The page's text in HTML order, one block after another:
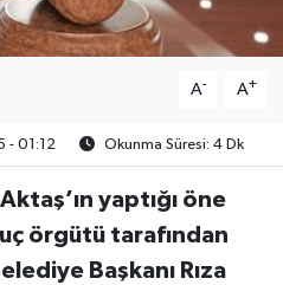
A- A+
- 01:12 Okunma Süresi: 4 Dk
yaptığı öne
örgütü tarafından
Başkanı Rıza